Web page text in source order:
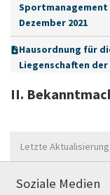
Sportmanagement
Dezember 2021
Hausordnung für
Liegenschaften
II.
Letzte
Soziale Medien